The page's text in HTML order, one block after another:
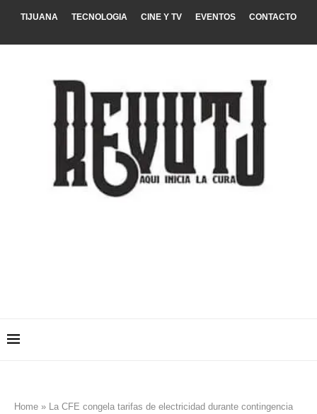
TIJUANA TECNOLOGIA CINE Y TV EVENTOS CONTACTO
Home » La CFE congela tarifas de electricidad durante contingencia